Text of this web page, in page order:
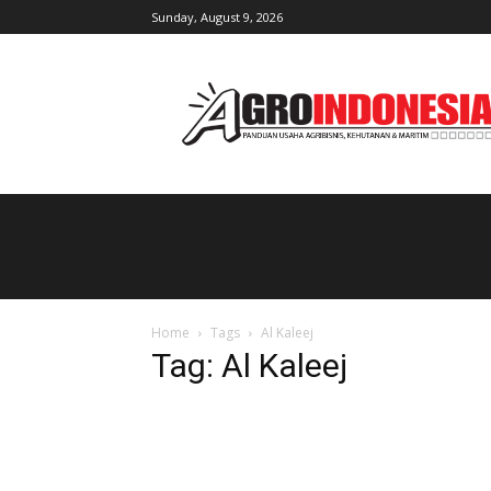
Sunday, August 9, 2026
Home Tags Al Kaleej
Tag: Al Kaleej